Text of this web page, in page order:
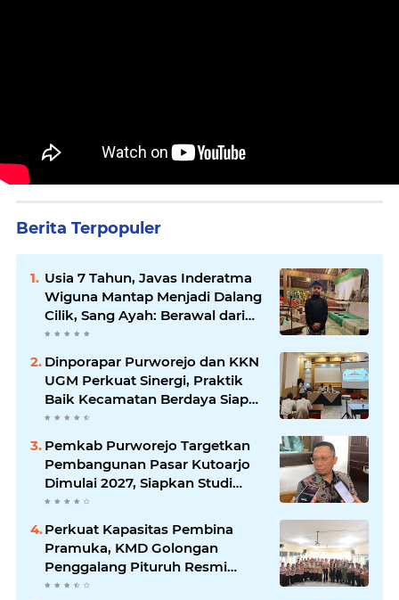
Berita Terpopuler
Usia 7 Tahun, Javas Inderatma
Wiguna Mantap Menjadi Dalang
Cilik, Sang Ayah: Berawal dari
Menonton Wayang di YouTube
Dinporapar Purworejo dan KKN
UGM Perkuat Sinergi, Praktik
Baik Kecamatan Berdaya Siap
Direplikasi
Pemkab Purworejo Targetkan
Pembangunan Pasar Kutoarjo
Dimulai 2027, Siapkan Studi
Kelayakan hingga DED
Perkuat Kapasitas Pembina
Pramuka, KMD Golongan
Penggalang Pituruh Resmi
Dimulai